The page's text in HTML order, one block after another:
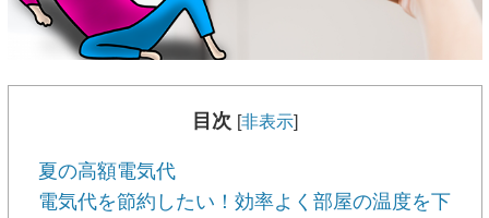
目次 [非表示]
夏の高額電気代
電気代を節約したい！効率よく部屋の温度を下